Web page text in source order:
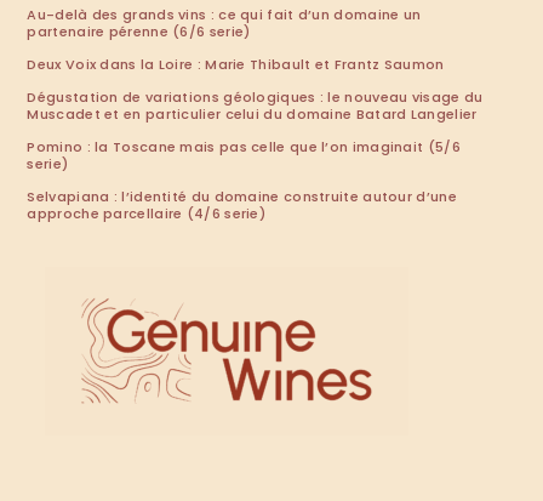
Au-delà des grands vins : ce qui fait d’un domaine un
partenaire pérenne (6/6 serie)
Deux Voix dans la Loire : Marie Thibault et Frantz Saumon
Dégustation de variations géologiques : le nouveau visage du
Muscadet et en particulier celui du domaine Batard Langelier
Pomino : la Toscane mais pas celle que l’on imaginait (5/6
serie)
Selvapiana : l’identité du domaine construite autour d’une
approche parcellaire (4/6 serie)